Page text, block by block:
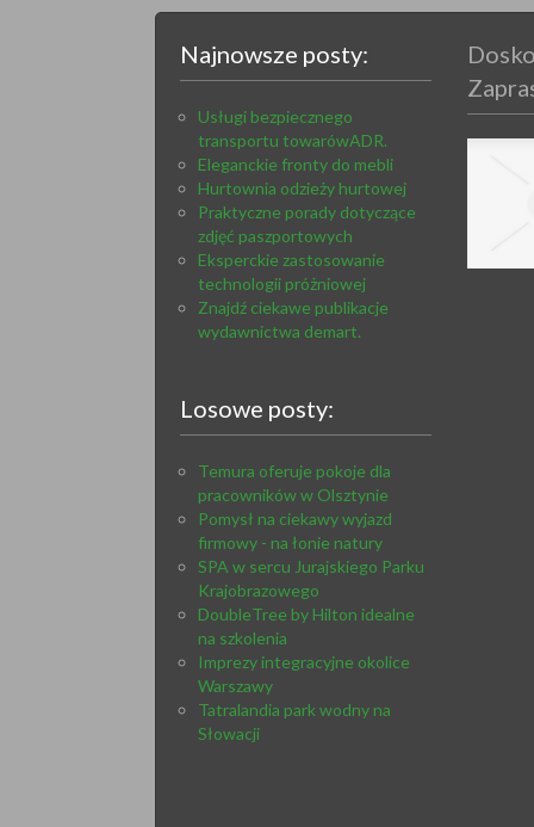
Najnowsze posty:
Usługi bezpiecznego
transportu towarówADR.
Eleganckie fronty do mebli
Hurtownia odzieży hurtowej
Praktyczne porady dotyczące
zdjęć paszportowych
Eksperckie zastosowanie
technologii próżniowej
Znajdź ciekawe publikacje
wydawnictwa demart.
Losowe posty:
Temura oferuje pokoje dla
pracowników w Olsztynie
Pomysł na ciekawy wyjazd
firmowy - na łonie natury
SPA w sercu Jurajskiego Parku
Krajobrazowego
DoubleTree by Hilton idealne
na szkolenia
Imprezy integracyjne okolice
Warszawy
Tatralandia park wodny na
Słowacji